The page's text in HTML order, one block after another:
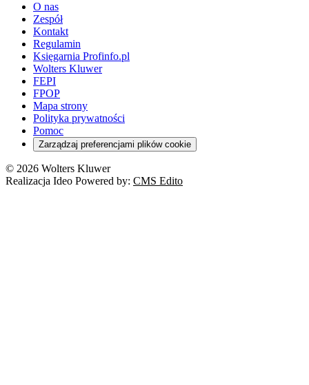
O nas
Zespół
Kontakt
Regulamin
Księgarnia Profinfo.pl
Wolters Kluwer
FEPI
FPOP
Mapa strony
Polityka prywatności
Pomoc
Zarządzaj preferencjami plików cookie
© 2026 Wolters Kluwer
Realizacja Ideo Powered by: CMS Edito